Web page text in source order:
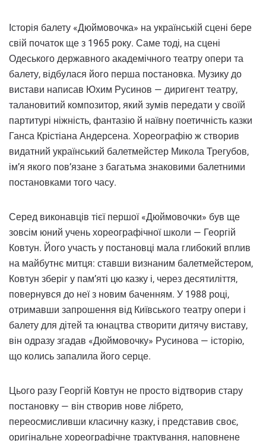
Історія балету «Дюймовочка» на українській сцені бере
свій початок ще з 1965 року. Саме тоді, на сцені
Одеського державного академічного театру опери та
балету, відбулася його перша постановка. Музику до
вистави написав Юхим Русинов — диригент театру,
талановитий композитор, який зумів передати у своїй
партитурі ніжність, фантазію й наївну поетичність казки
Ганса Крістіана Андерсена. Хореографію ж створив
видатний український балетмейстер Микола Трегубов,
ім’я якого пов’язане з багатьма знаковими балетними
постановками того часу.
Серед виконавців тієї першої «Дюймовочки» був ще
зовсім юний учень хореографічної школи — Георгій
Ковтун. Його участь у постановці мала глибокий вплив
на майбутнє митця: ставши визнаним балетмейстером,
Ковтун зберіг у пам’яті цю казку і, через десятиліття,
повернувся до неї з новим баченням. У 1988 році,
отримавши запрошення від Київського театру опери і
балету для дітей та юнацтва створити дитячу виставу,
він одразу згадав «Дюймовочку» Русинова — історію,
що колись запалила його серце.
Цього разу Георгій Ковтун не просто відтворив стару
постановку — він створив нове лібрето,
переосмисливши класичну казку, і представив своє,
оригінальне хореографічне трактування, наповнене